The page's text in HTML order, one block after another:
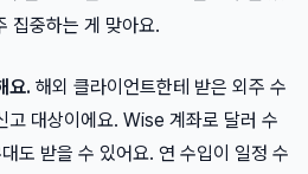
집중하는 게 맞아요.
요. 해외 클라이언트한테 받은 외주 수
고 대상이에요. Wise 계좌로 달러 수
도 받을 수 있어요. 연 수입이 일정 수